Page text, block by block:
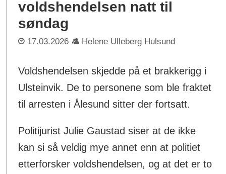
voldshendelsen natt til
søndag
17.03.2026 Helene Ulleberg Hulsund
Voldshendelsen skjedde på et brakkerigg i
Ulsteinvik. De to personene som ble fraktet
til arresten i Ålesund sitter der fortsatt.
Politijurist Julie Gaustad siser at de ikke
kan si så veldig mye annet enn at politiet
etterforsker voldshendelsen, og at det er to